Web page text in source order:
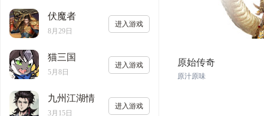
伏魔者
8月29日
进入游戏
猫三国
5月8日
进入游戏
九州江湖情
3月15日
进入游戏
原始传奇
原汁原味